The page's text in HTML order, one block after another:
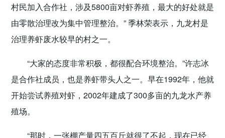
村民加入合作社，涉及5800亩对虾养殖，最大的好处就是
由零散治理改为集中管理整治。” 季林荣表示，九龙村是
治理养虾废水较早的村之一。
“大家的态度非常积极，都很配合环境整治。”许志冰
是合作社成员，也是养虾带头人之一。早在1992年，他就
开始尝试养殖对虾，2002年建成了300多亩的九龙水产养
殖场。
“那时，一张棚产量四五百斤就很了不起，现在已经